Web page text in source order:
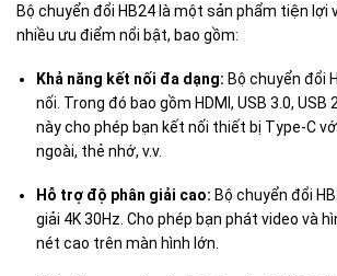
Bộ chuyển đổi HB24 là một sản phẩm tiện lợi
nhiều ưu điểm nổi bật, bao gồm:
Khả năng kết nối đa dạng: Bộ chuyển đổi
nối. Trong đó bao gồm HDMI, USB 3.0, USB
này cho phép bạn kết nối thiết bị Type-C
ngoài, thẻ nhớ, v.v.
Hỗ trợ độ phân giải cao: Bộ chuyển đổi
giải 4K 30Hz. Cho phép bạn phát video và
nét cao trên màn hình lớn.